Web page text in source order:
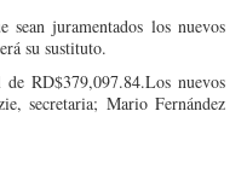
juramentados los nuevos
su sustituto.
RD$379,097.84.Los nuevos
secretaria; Mario Fernández